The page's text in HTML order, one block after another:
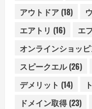
アウトドア (18)
エアトリ (16) エ
オンラインショッ
スピークエル(26)
デメリット (14)
ドメイン取得(23)